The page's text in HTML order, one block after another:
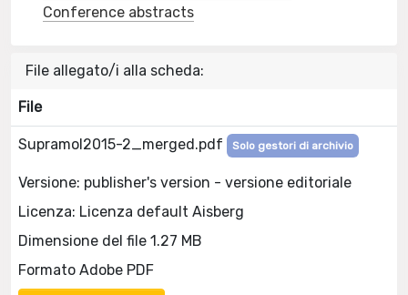
Conference abstracts
File allegato/i alla scheda:
File
Supramol2015-2_merged.pdf Solo gestori di archivio
Versione: publisher's version - versione editoriale
Licenza: Licenza default Aisberg
Dimensione del file 1.27 MB
Formato Adobe PDF